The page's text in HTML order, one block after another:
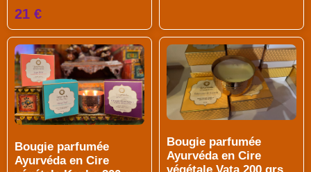
21 €
Bougie parfumée
Ayurvéda en Cire
Bougie parfumée
Ayurvéda en Cire
végétale Vata 200 grs